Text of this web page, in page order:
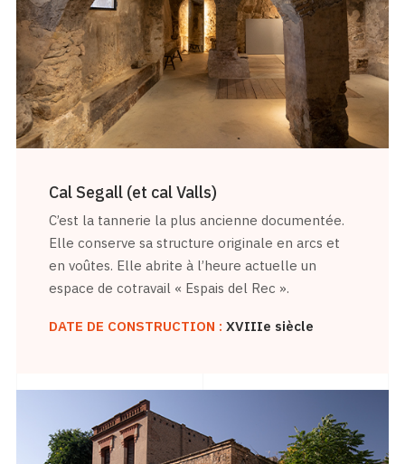
Cal Segall (et cal Valls)
C’est la tannerie la plus ancienne documentée.
Elle conserve sa structure originale en arcs et
en voûtes. Elle abrite à l’heure actuelle un
espace de cotravail « Espais del Rec ».
DATE DE CONSTRUCTION : XVIIIe siècle